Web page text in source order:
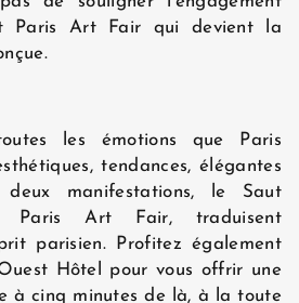
Paris Art Fair qui devient la
les émotions que Paris
tendances, élégantes
manifestations, le Saut
Paris Art Fair, traduisent
parisien. Profitez également
Hôtel pour vous offrir une
à cinq minutes de là, à la toute